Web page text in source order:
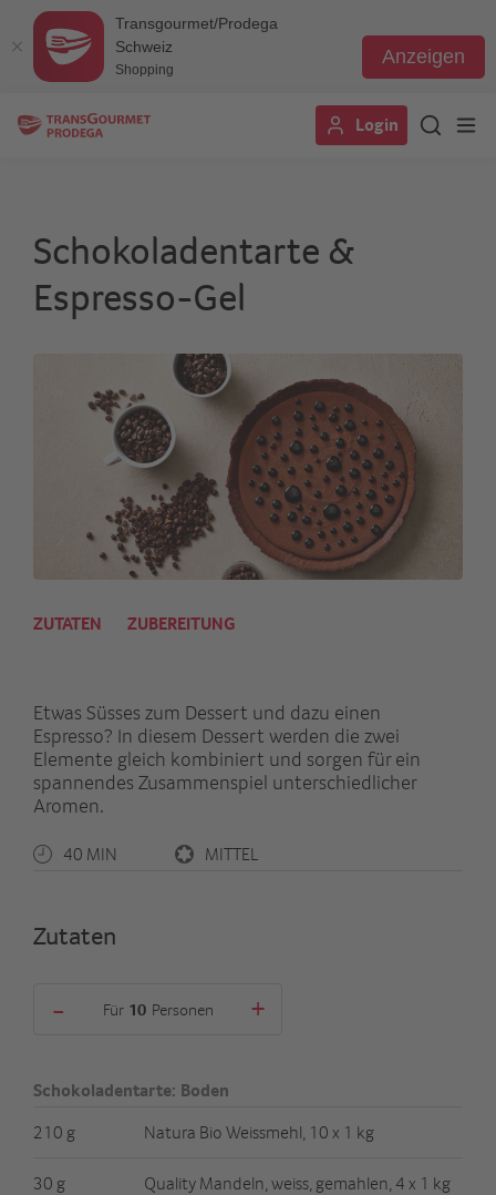
Transgourmet/Prodega
Schweiz
Shopping
Anzeigen
Login
Schokoladentarte &
Espresso-Gel
ZUTATEN ZUBEREITUNG
Etwas Süsses zum Dessert und dazu einen
Espresso? In diesem Dessert werden die zwei
Elemente gleich kombiniert und sorgen für ein
spannendes Zusammenspiel unterschiedlicher
Aromen.
40 MIN MITTEL
Zutaten
- Für Personen +
Schokoladentarte: Boden
210 g
Natura Bio Weissmehl, 10 x 1 kg
30 g Quality Mandeln, weiss, gemahlen, 4 x 1 kg